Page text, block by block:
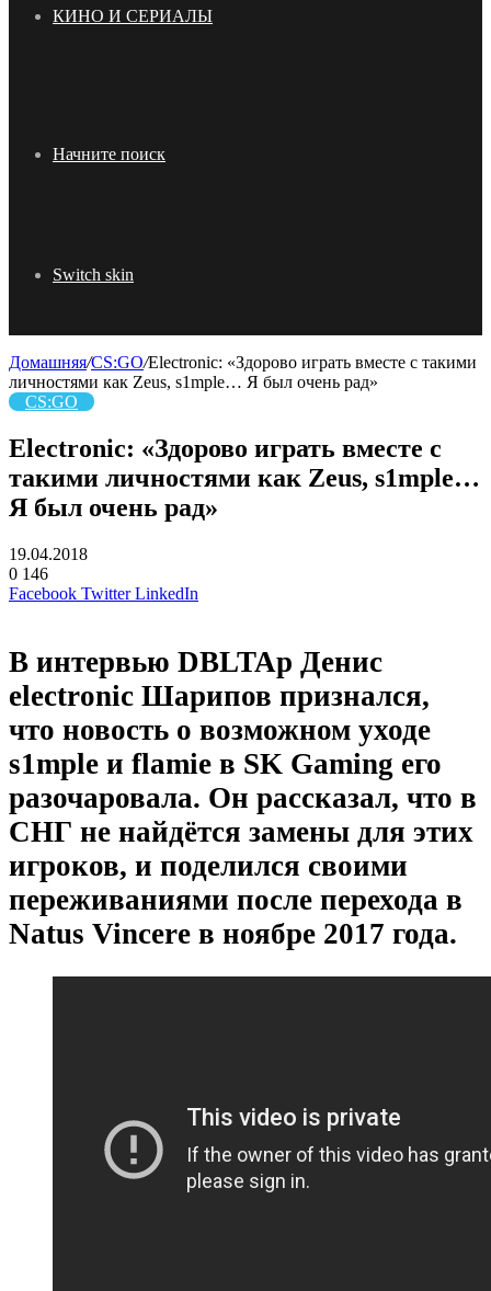
КИНО И СЕРИАЛЫ
Начните поиск
Switch skin
Домашняя/CS:GO/Electronic: «Здорово играть вместе с такими
личностями как Zeus, s1mple… Я был очень рад»
CS:GO
Electronic: «Здорово играть вместе с
такими личностями как Zeus, s1mple…
Я был очень рад»
19.04.2018
0 146
Facebook Twitter LinkedIn
В интервью DBLTAp Денис
electronic Шарипов признался,
что новость о возможном уходе
s1mple и flamie в SK Gaming его
разочаровала. Он рассказал, что в
СНГ не найдётся замены для этих
игроков, и поделился своими
переживаниями после перехода в
Natus Vincere в ноябре 2017 года.